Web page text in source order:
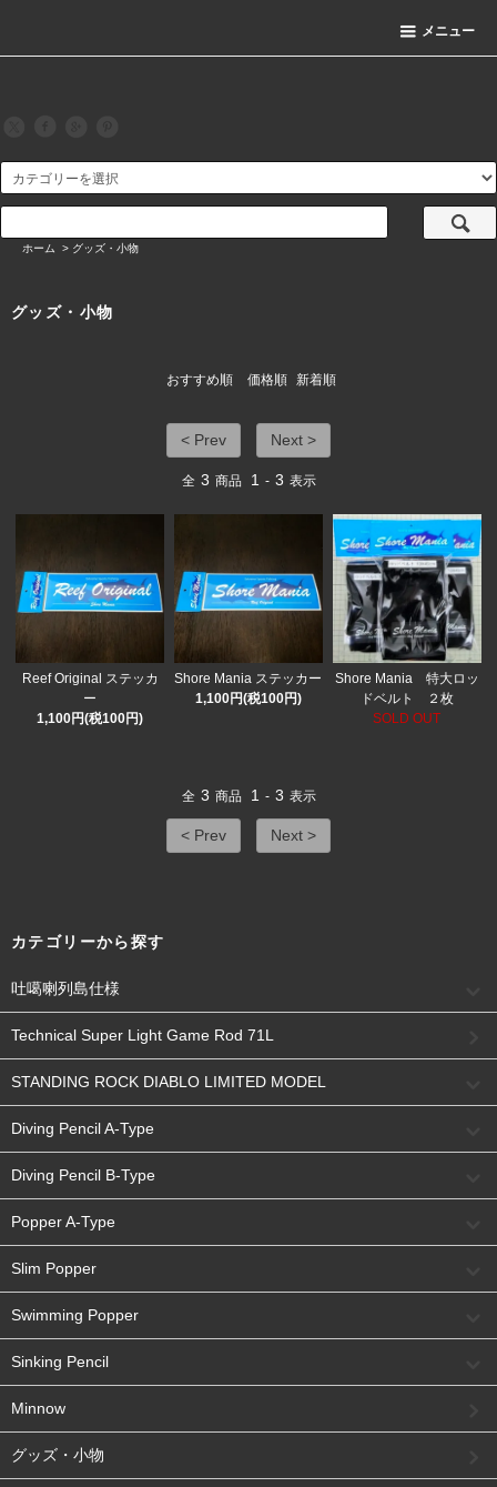
メニュー
ホーム > グッズ・小物
グッズ・小物
おすすめ順 価格順 新着順
< Prev Next >
全 3 商品 1 - 3 表示
Reef Original ステッカ
ー
1,100円(税100円)
Shore Mania ステッカー
1,100円(税100円)
Shore Mania 特大ロッ
ドベルト ２枚
SOLD OUT
全 3 商品 1 - 3 表示
< Prev Next >
カテゴリーから探す
吐噶喇列島仕様
Technical Super Light Game Rod 71L
STANDING ROCK DIABLO LIMITED MODEL
Diving Pencil A-Type
Diving Pencil B-Type
Popper A-Type
Slim Popper
Swimming Popper
Sinking Pencil
Minnow
グッズ・小物